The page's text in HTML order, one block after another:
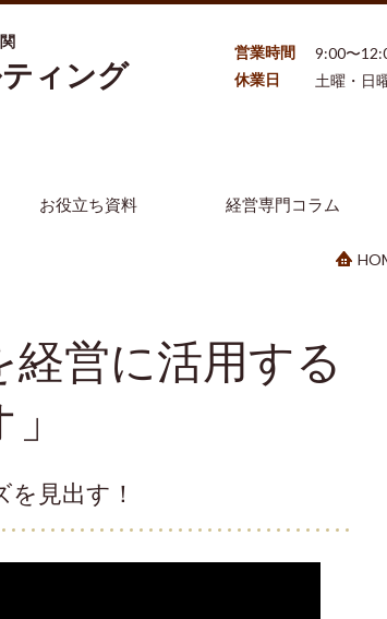
ィング
営業時間
9:00〜
休業日
土曜・日
お役立ち資料 経営専門コラム
営に活用する
見出す！